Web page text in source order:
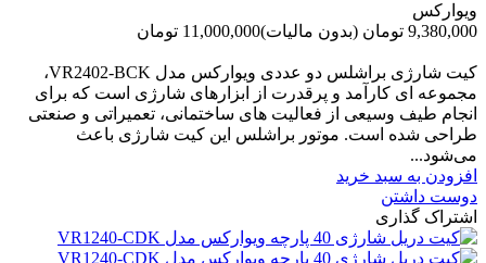
ویوارکس
9,380,000 تومان
(بدون مالیات)11,000,000 تومان
کیت شارژی براشلس دو عددی ویوارکس مدل VR2402-BCK،
مجموعه ای کارآمد و پرقدرت از ابزارهای شارژی است که برای
انجام طیف وسیعی از فعالیت های ساختمانی، تعمیراتی و صنعتی
طراحی شده است. موتور براشلس این کیت شارژی باعث
می‌شود...
افزودن به سبد خرید
دوست داشتن
اشتراک گذاری